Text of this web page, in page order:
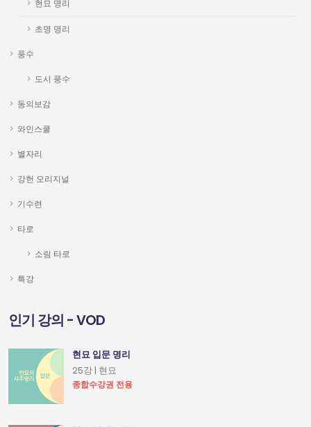
현묘 명리
초명 명리
풍수
도시 풍수
동의보감
와인스쿨
별자리
강헌 오리지널
기수련
타로
소림 타로
특강
인기 강의 - VOD
현묘 입문 명리
25강 | 현묘
종합수강권 전용